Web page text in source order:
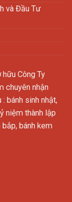
và Đầu Tư
Công Ty
chuyên nhận
bánh sinh nhật,
niệm thành lập
bắp, bánh kem